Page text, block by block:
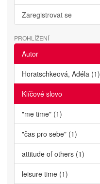
Zaregistrovat se
PROHLÍŽENÍ
Autor
Horatschkeová, Adéla (1)
Klíčové slovo
"me time" (1)
"čas pro sebe" (1)
attitude of others (1)
leisure time (1)